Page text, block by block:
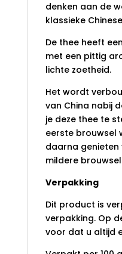
denken aan de
klassieke
De thee heeft
met een pittig
lichte zoetheid.
Het wordt
van China nabij
je deze thee te
eerste brouwsel
daarna genieten
mildere
Verpakking
Dit product is
verpakking. Op
voor dat u altijd